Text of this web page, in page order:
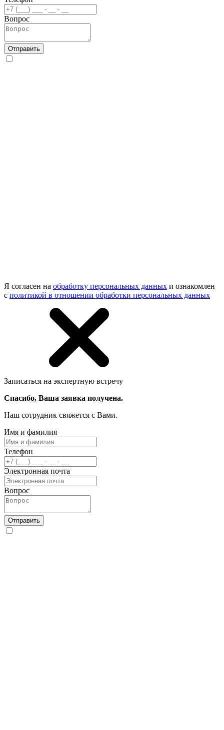
Вопрос
Отправить
Я согласен на обработку персональных данных и ознакомлен
с политикой в отношении обработки персональных данных
Записаться на экспертную встречу
Спасибо, Ваша заявка получена.
Наш сотрудник свяжется с Вами.
Имя и фамилия
Телефон
Электронная почта
Вопрос
Отправить